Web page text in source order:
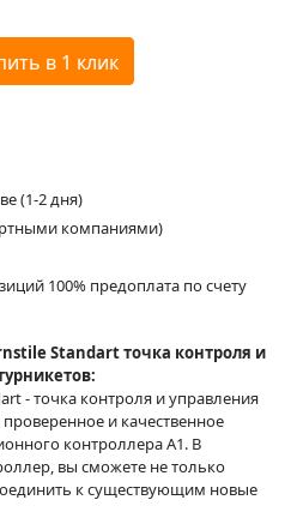
в 1 клик
(1-2 дня)
компаниями)
100% предоплата по счету
Standart точка контроля и
- точка контроля и управления
и качественное
контроллера А1. В
вы сможете не только
к существующим новые